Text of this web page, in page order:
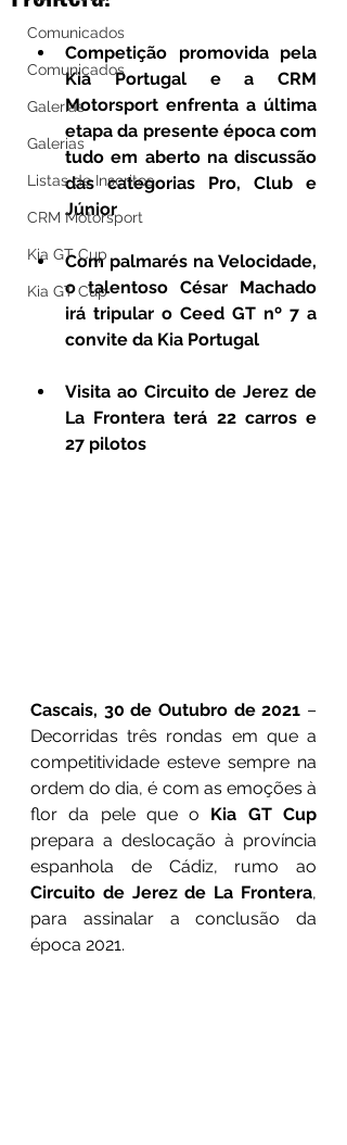
Comunicados
Comunicados
Galerias
Galerias
Listas de Inscritos
CRM Motorsport
Kia GT Cup
Kia GT Cup
Competição promovida pela
Kia Portugal e a CRM
Motorsport enfrenta a última
etapa da presente época com
tudo em aberto na discussão
das categorias Pro, Club e
Júnior
Com palmarés na Velocidade,
o talentoso César Machado
irá tripular o Ceed GT nº 7 a
convite da Kia Portugal
Visita ao Circuito de Jerez de
La Frontera terá 22 carros e
27 pilotos
Cascais, 30 de Outubro de 2021 –
Decorridas três rondas em que a
competitividade esteve sempre na
ordem do dia, é com as emoções à
flor da pele que o Kia GT Cup
prepara a deslocação à província
Circuito de Jerez de La Frontera,
para assinalar a conclusão da
época 2021.